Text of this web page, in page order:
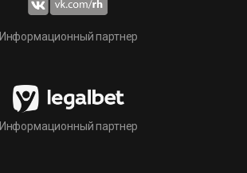
Информационный партнер
Информационный партнер